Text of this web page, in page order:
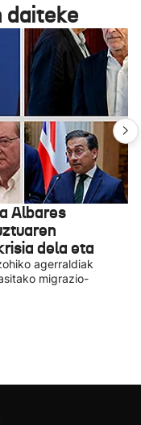
daiteke
Albares
dela eta
agerraldiak
migrazio-